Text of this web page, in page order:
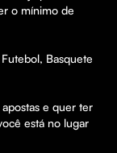
o mínimo de
Basquete
e quer ter
está no lugar